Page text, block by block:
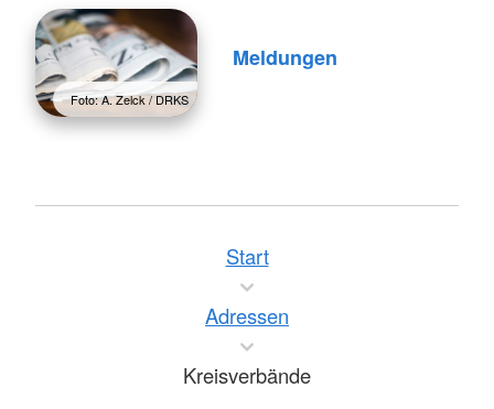
Foto: A. Zelck / DRKS
Meldungen
Start
Adressen
Kreisverbände